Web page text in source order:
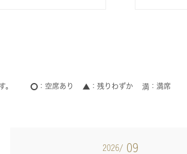
。 空席あり 残りわずか 満席
2026/ 09